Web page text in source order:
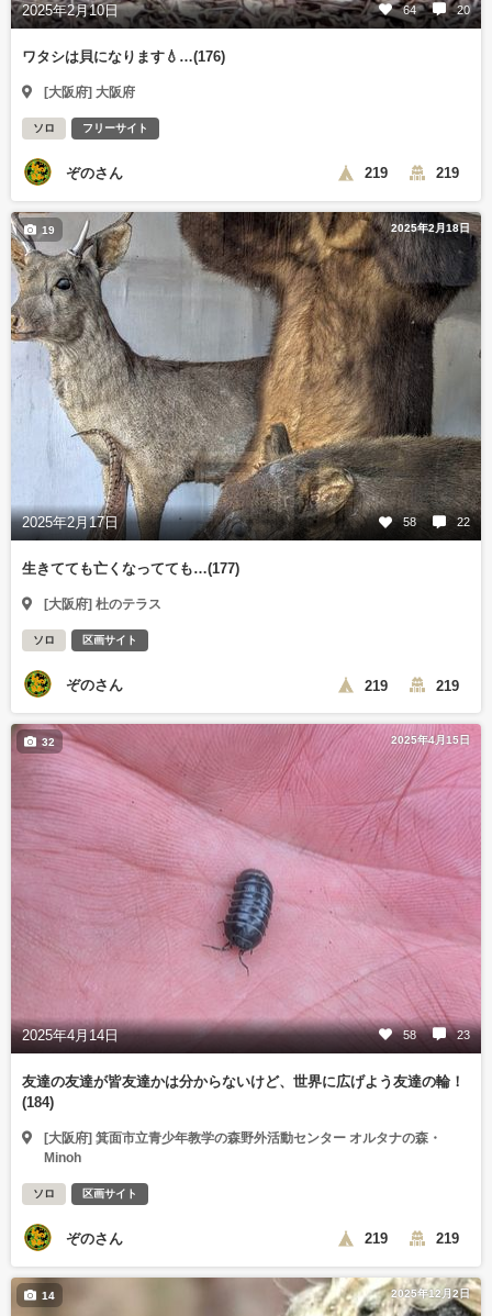
2025年2月10日 64 20
ワタシは貝になります💧…(176)
[大阪府] 大阪府
ソロ フリーサイト
ぞのさん 219 219
2025年2月18日
2025年2月17日 58 22
19
生きてても亡くなってても…(177)
[大阪府] 杜のテラス
ソロ 区画サイト
ぞのさん 219 219
2025年4月15日
2025年4月14日 58 23
32
友達の友達が皆友達かは分からないけど、世界に広げよう友達の輪！
(184)
[大阪府] 箕面市立青少年教学の森野外活動センター オルタナの森・
Minoh
ソロ 区画サイト
ぞのさん 219 219
2025年12月2日
14